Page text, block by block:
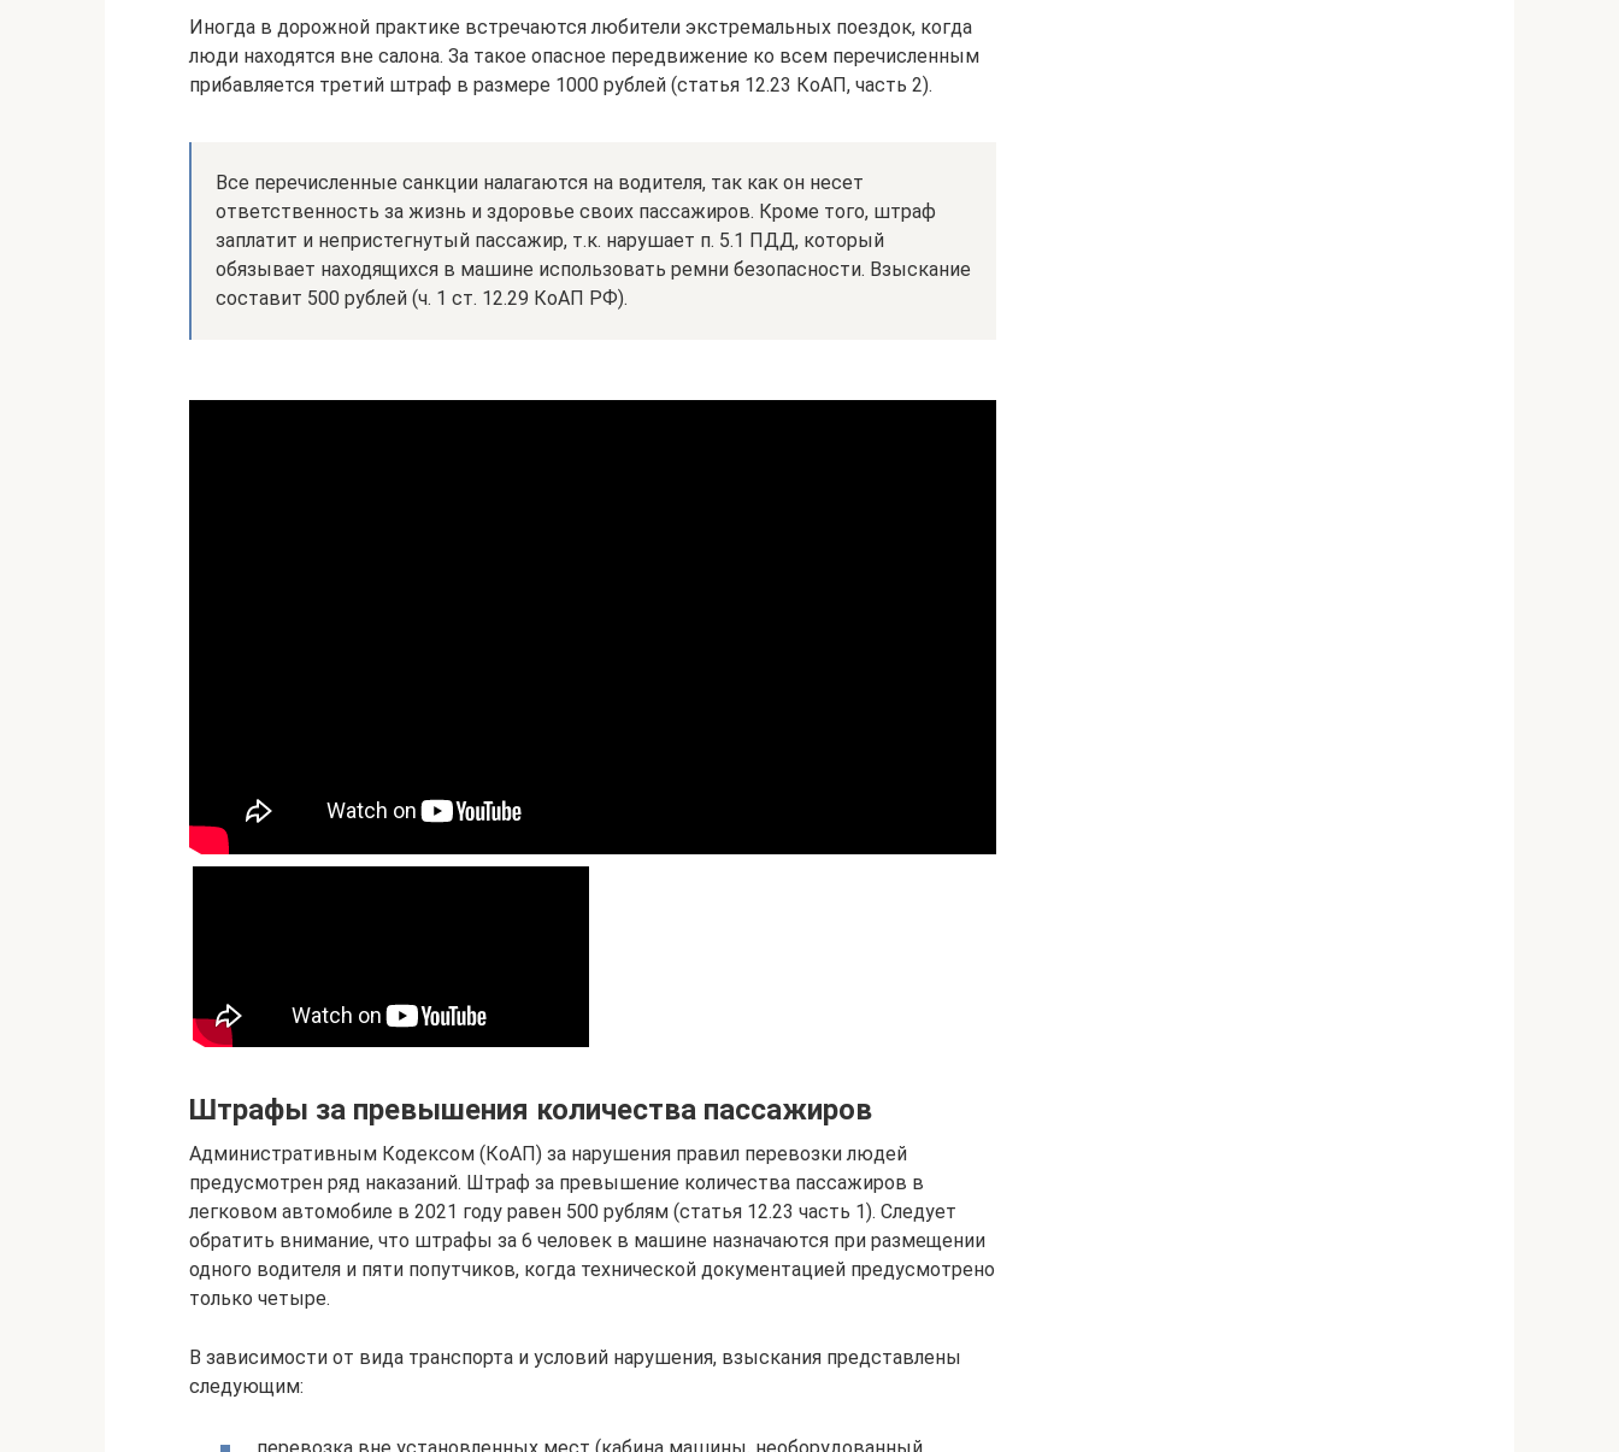
Иногда в дорожной практике встречаются любители экстремальных поездок, когда
люди находятся вне салона. За такое опасное передвижение ко всем перечисленным
прибавляется третий штраф в размере 1000 рублей (статья 12.23 КоАП, часть 2).
Все перечисленные санкции налагаются на водителя, так как он несет
ответственность за жизнь и здоровье своих пассажиров. Кроме того, штраф
заплатит и непристегнутый пассажир, т.к. нарушает п. 5.1 ПДД, который
обязывает находящихся в машине использовать ремни безопасности. Взыскание
составит 500 рублей (ч. 1 ст. 12.29 КоАП РФ).
Штрафы за превышения количества пассажиров
Административным Кодексом (КоАП) за нарушения правил перевозки людей
предусмотрен ряд наказаний. Штраф за превышение количества пассажиров в
легковом автомобиле в 2021 году равен 500 рублям (статья 12.23 часть 1). Следует
обратить внимание, что штрафы за 6 человек в машине назначаются при размещении
одного водителя и пяти попутчиков, когда технической документацией предусмотрено
только четыре.
В зависимости от вида транспорта и условий нарушения, взыскания представлены
следующим: